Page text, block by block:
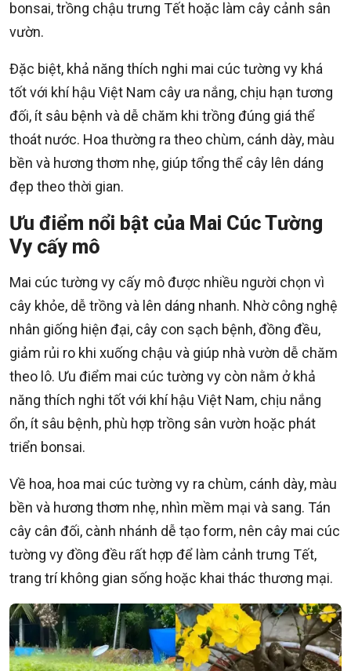
bonsai, trồng chậu trưng Tết hoặc làm cây cảnh sân
vườn.
Đặc biệt, khả năng thích nghi mai cúc tường vy khá
tốt với khí hậu Việt Nam cây ưa nắng, chịu hạn tương
đối, ít sâu bệnh và dễ chăm khi trồng đúng giá thể
thoát nước. Hoa thường ra theo chùm, cánh dày, màu
bền và hương thơm nhẹ, giúp tổng thể cây lên dáng
đẹp theo thời gian.
Ưu điểm nổi bật của Mai Cúc Tường
Vy cấy mô
Mai cúc tường vy cấy mô được nhiều người chọn vì
cây khỏe, dễ trồng và lên dáng nhanh. Nhờ công nghệ
nhân giống hiện đại, cây con sạch bệnh, đồng đều,
giảm rủi ro khi xuống chậu và giúp nhà vườn dễ chăm
theo lô. Ưu điểm mai cúc tường vy còn nằm ở khả
năng thích nghi tốt với khí hậu Việt Nam, chịu nắng
ổn, ít sâu bệnh, phù hợp trồng sân vườn hoặc phát
triển bonsai.
Về hoa, hoa mai cúc tường vy ra chùm, cánh dày, màu
bền và hương thơm nhẹ, nhìn mềm mại và sang. Tán
cây cân đối, cành nhánh dễ tạo form, nên cây mai cúc
tường vy đồng đều rất hợp để làm cảnh trưng Tết,
trang trí không gian sống hoặc khai thác thương mại.